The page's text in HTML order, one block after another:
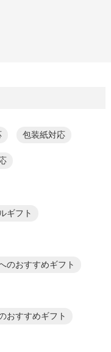
包装紙対応
ギフト
のおすすめギフト
おすすめギフト